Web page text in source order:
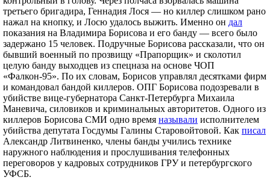
третьего бригадира, Геннадия Лося — но киллер слишком рано
нажал на кнопку, и Лосю удалось выжить. Именно он дал
показания на Владимира Борисова и его банду — всего было
задержано 15 человек. Подручные Борисова рассказали, что он
бывший военный по прозвищу «Прапорщик» и сколотил
целую банду выходцев из спецназа на основе ЧОП
«Фалкон-95». По их словам, Борисов управлял десятками фирм
и командовал бандой киллеров. ОПГ Борисова подозревали в
убийстве вице-губернатора Санкт-Петербурга Михаила
Маневича, силовиков и криминальных авторитетов. Одного из
киллеров Борисова СМИ одно время называли исполнителем
убийства депутата Госдумы Галины Старовойтовой. Как писал
Александр Литвиненко, члены банды учились технике
наружного наблюдения и прослушивания телефонных
переговоров у кадровых сотрудников ГРУ и петербургского
УФСБ.